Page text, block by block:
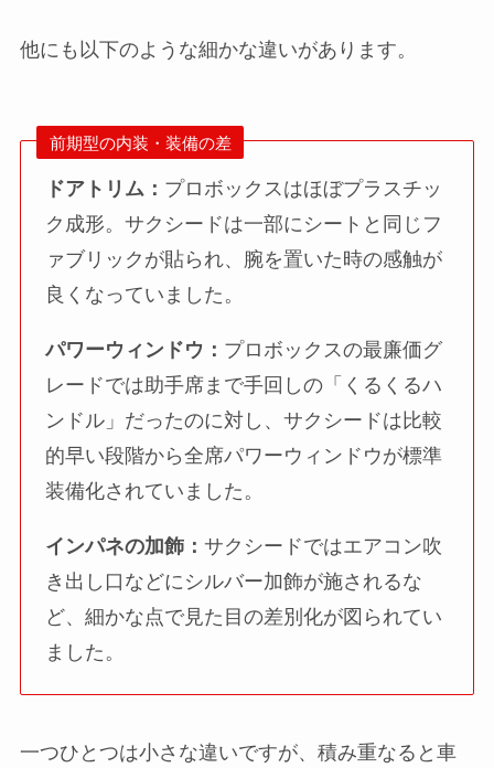
他にも以下のような細かな違いがあります。
前期型の内装・装備の差
ドアトリム： プロボックスはほぼプラスチッ
ク成形。サクシードは一部にシートと同じフ
ァブリックが貼られ、腕を置いた時の感触が
良くなっていました。
パワーウィンドウ： プロボックスの最廉価グ
レードでは助手席まで手回しの「くるくるハ
ンドル」だったのに対し、サクシードは比較
的早い段階から全席パワーウィンドウが標準
装備化されていました。
インパネの加飾：サクシードではエアコン吹
き出し口などにシルバー加飾が施されるな
ど、細かな点で見た目の差別化が図られてい
ました。
一つひとつは小さな違いですが、積み重なると車